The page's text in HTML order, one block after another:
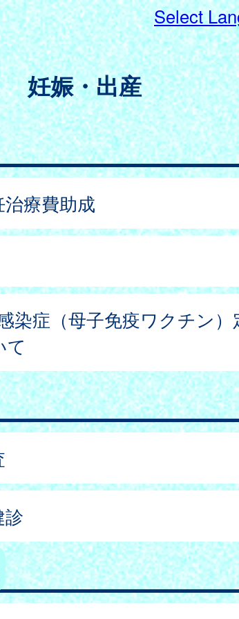
Select
妊娠・出産
療費助成
染症（母子免疫ワクチン）
て
診